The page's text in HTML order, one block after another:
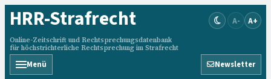
HRR-Strafrecht
Online-Zeitschrift und Rechtsprechungsdatenbank
für höchstrichterliche Rechtsprechung im Strafrecht
A- A+
Menü Newsletter